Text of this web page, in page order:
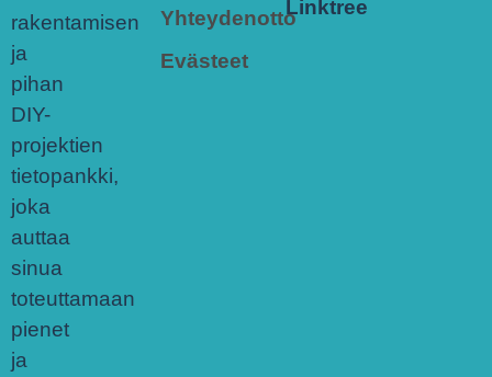
rakentamisen
ja
pihan
DIY-
projektien
tietopankki,
joka
auttaa
sinua
toteuttamaan
pienet
ja
Yhteydenotto
Evästeet
Linktree